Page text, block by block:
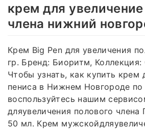
крем для
члена нижний
Крем Big Pen для увеличения
гр. Бренд: Биоритм, Коллекция:
Чтобы узнать, как купить крем
пениса в Нижнем Новгороде по
воспользуйтесь нашим
дляувеличения полового
50 мл. Крем